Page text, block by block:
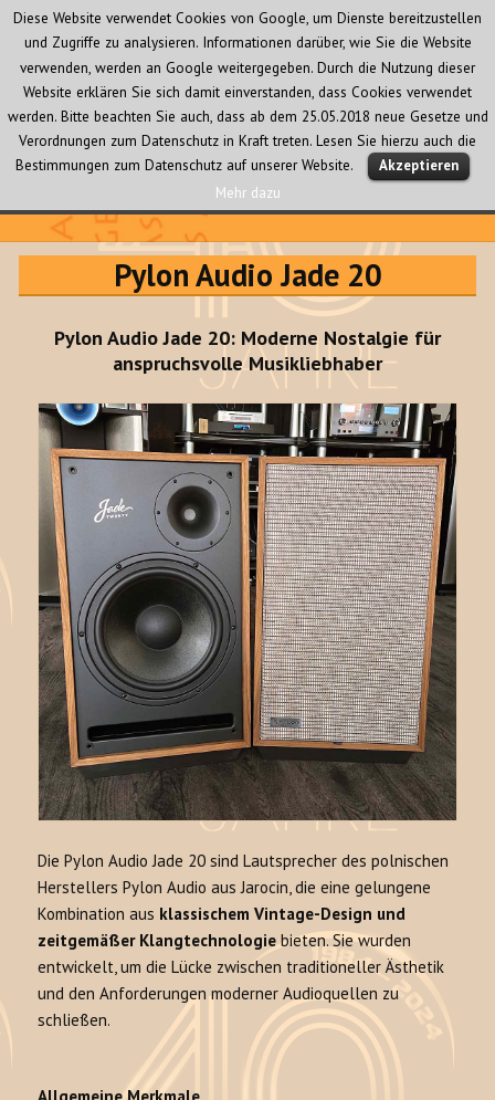
Audio Creativ
MENÜ
UND
Pylon Audio Jade 20
Pylon Audio Jade 20: Moderne Nostalgie für
anspruchsvolle Musikliebhaber
Die Pylon Audio Jade 20 sind Lautsprecher des polnischen
Herstellers Pylon Audio aus Jarocin, die eine gelungene
Kombination aus klassischem Vintage-Design und
zeitgemäßer Klangtechnologiebieten. Sie wurden
entwickelt, um die Lücke zwischen traditioneller Ästhetik
und den Anforderungen moderner Audioquellen zu
schließen.
Diese Website verwendet Cookies von Google, um Dienste bereitzustellen
und Zugriffe zu analysieren. Informationen darüber, wie Sie die Website
verwenden, werden an Google weitergegeben. Durch die Nutzung dieser
Website erklären Sie sich damit einverstanden, dass Cookies verwendet
werden. Bitte beachten Sie auch, dass ab dem 25.05.2018 neue Gesetze und
Verordnungen zum Datenschutz in Kraft treten. Lesen Sie hierzu auch die
Bestimmungen zum Datenschutz auf unserer Website.
Akzeptieren
Mehr dazu